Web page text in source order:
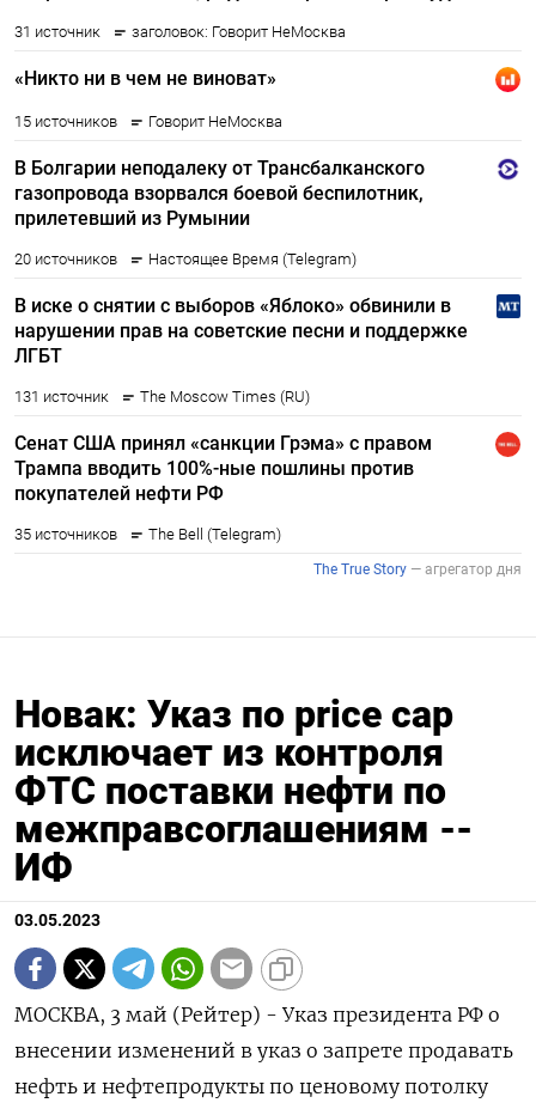
Новак: Указ по price cap
исключает из контроля
ФТС поставки нефти по
межправсоглашениям --
ИФ
03.05.2023
МОСКВА, 3 май (Рейтер) - Указ президента РФ о
внесении изменений в указ о запрете продавать
нефть и нефтепродукты по ценовому потолку